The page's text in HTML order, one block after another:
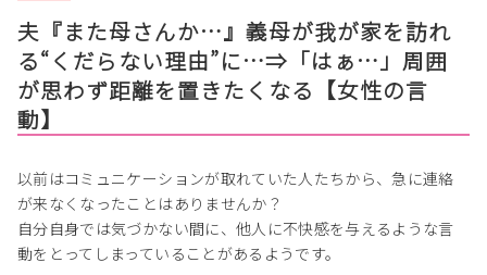
夫『また母さんか…』義母が我が家を訪れ
る“くだらない理由”に…⇒「はぁ…」周囲
が思わず距離を置きたくなる【女性の言
動】
以前はコミュニケーションが取れていた人たちから、急に連絡
が来なくなったことはありませんか？
自分自身では気づかない間に、他人に不快感を与えるような言
動をとってしまっていることがあるようです。